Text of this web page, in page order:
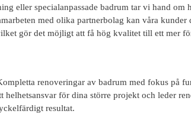
eller specialanpassade badrum tar vi hand om
med olika partnerbolag kan våra kunder
gör det möjligt att få hög kvalitet till ett mer
renoveringar av badrum med fokus på
helhetsansvar för dina större projekt och leder
resultat.